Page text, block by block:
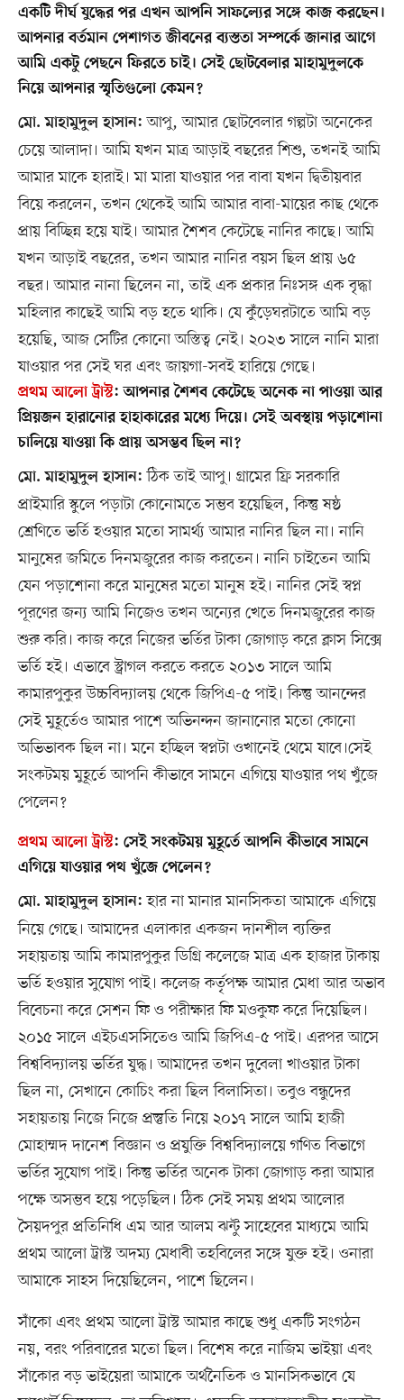
একটি দীর্ঘ যুদ্ধের পর এখন আপনি সাফল্যের সঙ্গে কাজ করছেন।
আপনার বর্তমান পেশাগত জীবনের ব্যস্ততা সম্পর্কে জানার আগে
আমি একটু পেছনে ফিরতে চাই। সেই ছোটবেলার মাহামুদুলকে
নিয়ে আপনার স্মৃতিগুলো কেমন?
মো. মাহামুদুল হাসান: আপু, আমার ছোটবেলার গল্পটা অনেকের
চেয়ে আলাদা। আমি যখন মাত্র আড়াই বছরের শিশু, তখনই আমি
আমার মাকে হারাই। মা মারা যাওয়ার পর বাবা যখন দ্বিতীয়বার
বিয়ে করলেন, তখন থেকেই আমি আমার বাবা-মায়ের কাছ থেকে
প্রায় বিচ্ছিন্ন হয়ে যাই। আমার শৈশব কেটেছে নানির কাছে। আমি
যখন আড়াই বছরের, তখন আমার নানির বয়স ছিল প্রায় ৬৫
বছর। আমার নানা ছিলেন না, তাই এক প্রকার নিঃসঙ্গ এক বৃদ্ধা
মহিলার কাছেই আমি বড় হতে থাকি। যে কুঁড়েঘরটাতে আমি বড়
হয়েছি, আজ সেটির কোনো অস্তিত্ব নেই। ২০২৩ সালে নানি মারা
যাওয়ার পর সেই ঘর এবং জায়গা-সবই হারিয়ে গেছে।
প্রথম আলো ট্রাস্ট:আপনার শৈশব কেটেছে অনেক না পাওয়া আর
প্রিয়জন হারানোর হাহাকারের মধ্যে দিয়ে। সেই অবস্থায় পড়াশোনা
চালিয়ে যাওয়া কি প্রায় অসম্ভব ছিল না?
মো. মাহামুদুল হাসান: ঠিক তাই আপু। গ্রামের ফ্রি সরকারি
প্রাইমারি স্কুলে পড়াটা কোনোমতে সম্ভব হয়েছিল, কিন্তু ষষ্ঠ
শ্রেণিতে ভর্তি হওয়ার মতো সামর্থ্য আমার নানির ছিল না। নানি
মানুষের জমিতে দিনমজুরের কাজ করতেন। নানি চাইতেন আমি
যেন পড়াশোনা করে মানুষের মতো মানুষ হই। নানির সেই স্বপ্ন
পূরণের জন্য আমি নিজেও তখন অন্যের খেতে দিনমজুরের কাজ
শুরু করি। কাজ করে নিজের ভর্তির টাকা জোগাড় করে ক্লাস সিক্সে
ভর্তি হই। এভাবে স্ট্রাগল করতে করতে ২০১৩ সালে আমি
কামারপুকুর উচ্চবিদ্যালয় থেকে জিপিএ-৫ পাই। কিন্তু আনন্দের
সেই মুহূর্তেও আমার পাশে অভিনন্দন জানানোর মতো কোনো
অভিভাবক ছিল না। মনে হচ্ছিল স্বপ্নটা ওখানেই থেমে যাবে।সেই
সংকটময় মুহূর্তে আপনি কীভাবে সামনে এগিয়ে যাওয়ার পথ খুঁজে
পেলেন?
প্রথম আলো ট্রাস্ট: সেই সংকটময় মুহূর্তে আপনি কীভাবে সামনে
এগিয়ে যাওয়ার পথ খুঁজে পেলেন?
মো. মাহামুদুল হাসান: হার না মানার মানসিকতা আমাকে এগিয়ে
নিয়ে গেছে। আমাদের এলাকার একজন দানশীল ব্যক্তির
সহায়তায় আমি কামারপুকুর ডিগ্রি কলেজে মাত্র এক হাজার টাকায়
ভর্তি হওয়ার সুযোগ পাই। কলেজ কর্তৃপক্ষ আমার মেধা আর অভাব
বিবেচনা করে সেশন ফি ও পরীক্ষার ফি মওকুফ করে দিয়েছিল।
২০১৫ সালে এইচএসসিতেও আমি জিপিএ-৫ পাই। এরপর আসে
বিশ্ববিদ্যালয় ভর্তির যুদ্ধ। আমাদের তখন দুবেলা খাওয়ার টাকা
ছিল না, সেখানে কোচিং করা ছিল বিলাসিতা। তবুও বন্ধুদের
সহায়তায় নিজে নিজে প্রস্তুতি নিয়ে ২০১৭ সালে আমি হাজী
মোহাম্মদ দানেশ বিজ্ঞান ও প্রযুক্তি বিশ্ববিদ্যালয়ে গণিত বিভাগে
ভর্তির সুযোগ পাই। কিন্তু ভর্তির অনেক টাকা জোগাড় করা আমার
পক্ষে অসম্ভব হয়ে পড়েছিল। ঠিক সেই সময় প্রথম আলোর
সৈয়দপুর প্রতিনিধি এম আর আলম ঝন্টু সাহেবের মাধ্যমে আমি
প্রথম আলো ট্রাস্ট অদম্য মেধাবী তহবিলের সঙ্গে যুক্ত হই। ওনারা
আমাকে সাহস দিয়েছিলেন, পাশে ছিলেন।
সাঁকো এবং প্রথম আলো ট্রাস্ট আমার কাছে শুধু একটি সংগঠন
নয়, বরং পরিবারের মতো ছিল। বিশেষ করে নাজিম ভাইয়া এবং
সাঁকোর বড় ভাইয়েরা আমাকে অর্থনৈতিক ও মানসিকভাবে যে